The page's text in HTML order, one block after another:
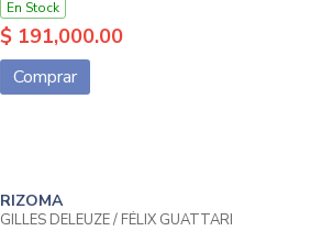
En Stock
$ 191,000.00
Comprar
RIZOMA
GILLES DELEUZE / FÉLIX GUATTARI